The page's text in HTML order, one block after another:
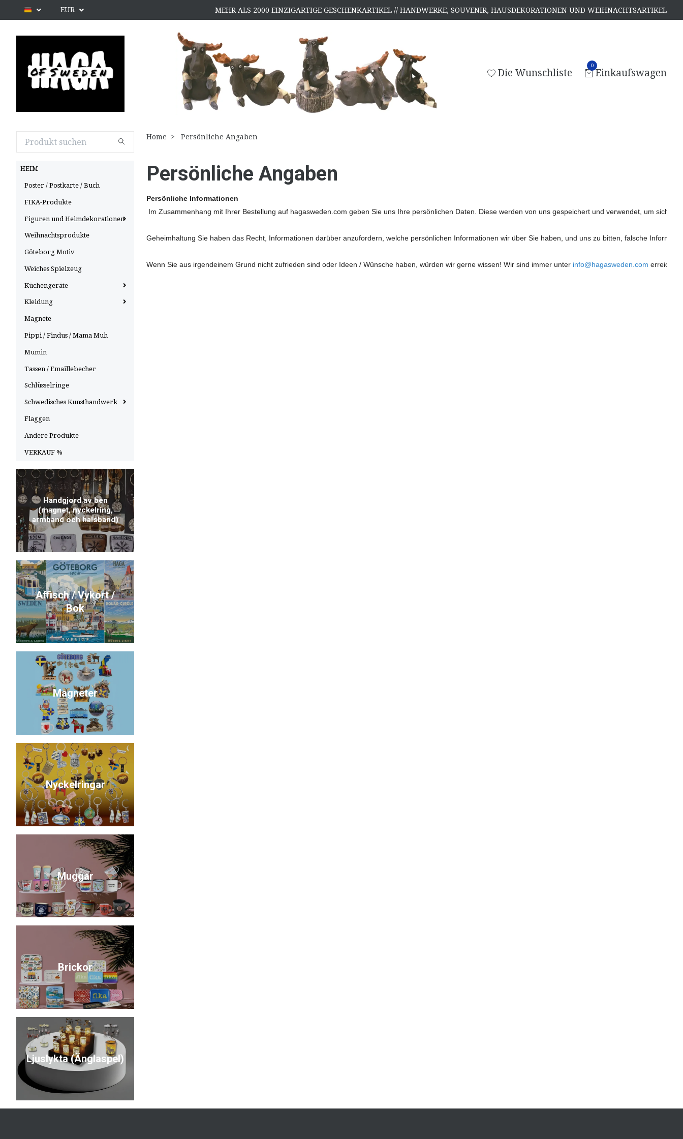
EUR MEHR ALS 2000 EINZIGARTIGE GESCHENKARTIKEL // HANDWERKE, SOUVENIR, HAUSDEKORATIONEN UND WEIHNACHTSARTIKEL
Die Wunschliste
0
Einkaufswagen
HEIM
Poster / Postkarte / Buch
FIKA-Produkte
Figuren und Heimdekorationen
Weihnachtsprodukte
Göteborg Motiv
Weiches Spielzeug
Küchengeräte
Kleidung
Magnete
Pippi / Findus / Mama Muh
Mumin
Tassen / Emaillebecher
Schlüsselringe
Schwedisches Kunsthandwerk
Flaggen
Andere Produkte
VERKAUF %
Handgjord av ben
(magnet, nyckelring,
armband och halsband)
Affisch / Vykort /
Bok
Magneter
Nyckelringar
Muggar
Brickor
Ljuslykta (Änglaspel)
Home Persönliche Angaben
Persönliche Angaben
Persönliche Informationen
Im Zusammenhang mit Ihrer Bestellung auf hagasweden.com geben Sie uns Ihre persönlichen Daten. Diese werden von uns gespeichert und verwendet, um
Geheimhaltung Sie haben das Recht, Informationen darüber anzufordern, welche persönlichen Informationen wir über Sie haben, und uns zu bitten, falsche
Wenn Sie aus irgendeinem Grund nicht zufrieden sind oder Ideen / Wünsche haben, würden wir gerne wissen! Wir sind immer unter info@hagasweden.com erreichbar